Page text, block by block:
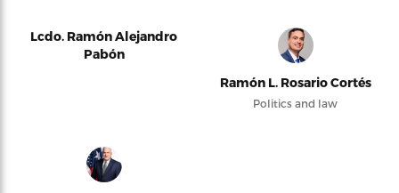
Lcdo. Ramón Alejandro
Pabón
Ramón L. Rosario Cortés
Politics and law